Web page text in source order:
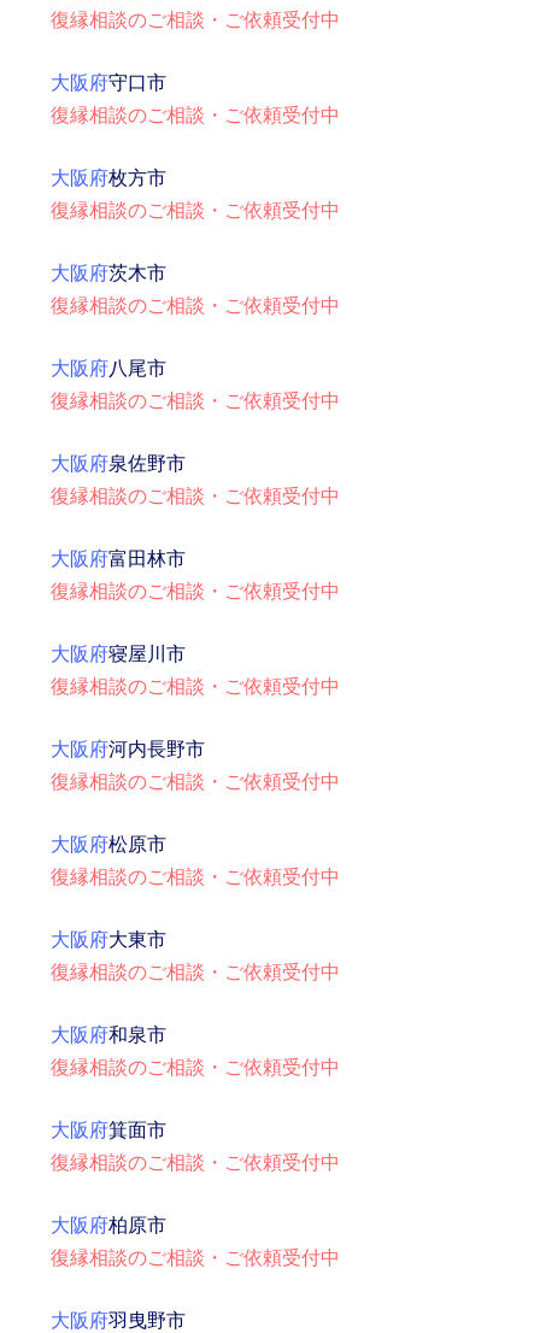
復縁相談のご相談・ご依頼受付中
大阪府守口市
復縁相談のご相談・ご依頼受付中
大阪府枚方市
復縁相談のご相談・ご依頼受付中
大阪府茨木市
復縁相談のご相談・ご依頼受付中
大阪府八尾市
復縁相談のご相談・ご依頼受付中
大阪府泉佐野市
復縁相談のご相談・ご依頼受付中
大阪府富田林市
復縁相談のご相談・ご依頼受付中
大阪府寝屋川市
復縁相談のご相談・ご依頼受付中
大阪府河内長野市
復縁相談のご相談・ご依頼受付中
大阪府松原市
復縁相談のご相談・ご依頼受付中
大阪府大東市
復縁相談のご相談・ご依頼受付中
大阪府和泉市
復縁相談のご相談・ご依頼受付中
大阪府箕面市
復縁相談のご相談・ご依頼受付中
大阪府柏原市
復縁相談のご相談・ご依頼受付中
大阪府羽曳野市